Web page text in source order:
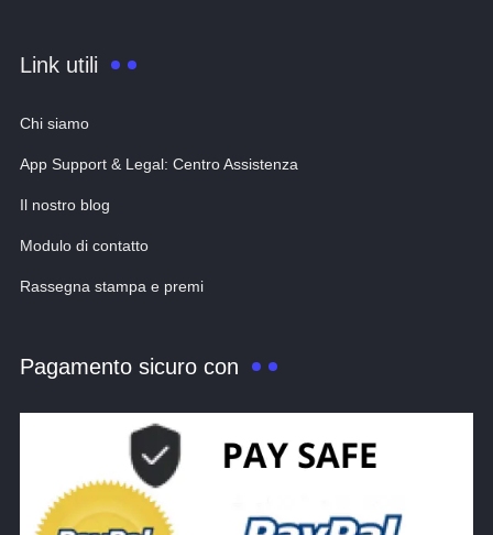
Link utili
Chi siamo
App Support & Legal: Centro Assistenza
Il nostro blog
Modulo di contatto
Rassegna stampa e premi
Pagamento sicuro con